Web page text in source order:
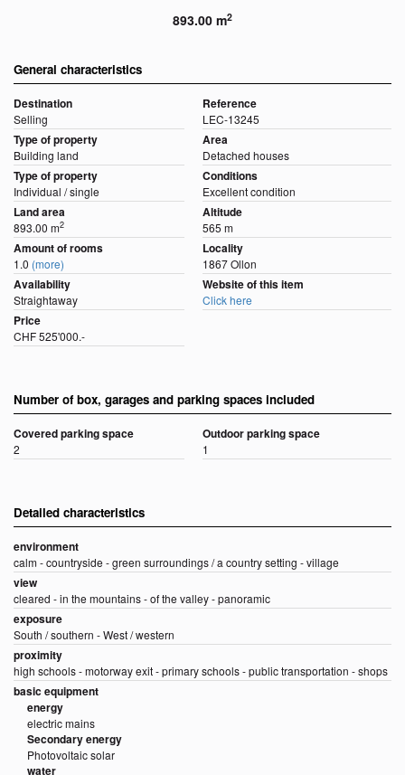
893.00 m2
General characteristics
Destination
Selling
Type of property
Building land
Type of property
Individual / single
Land area
893.00 m2
Amount of rooms
1.0 (more)
Availability
Straightaway
Price
CHF 525'000.-
Reference
LEC-13245
Area
Detached houses
Conditions
Excellent condition
Altitude
565 m
Locality
1867 Ollon
Website of this item
Click here
Number of box, garages and parking spaces included
Covered parking space
2
Outdoor parking space
1
Detailed characteristics
environment
calm - countryside - green surroundings / a country setting - village
view
cleared - in the mountains - of the valley - panoramic
exposure
South / southern - West / western
proximity
high schools - motorway exit - primary schools - public transportation - shops
basic equipment
energy
electric mains
Secondary energy
Photovoltaic solar
water